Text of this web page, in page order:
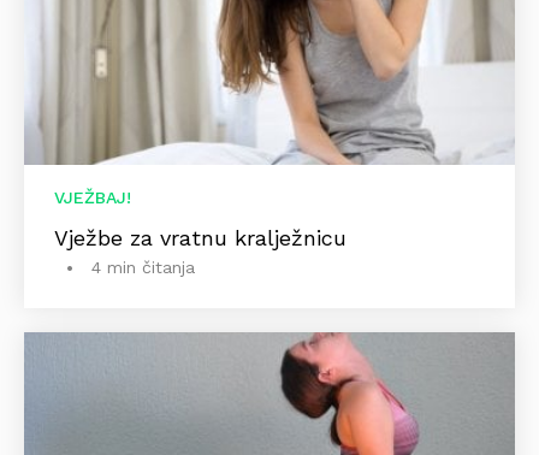
VJEŽBAJ!
Vježbe za vratnu kralježnicu
4 min čitanja